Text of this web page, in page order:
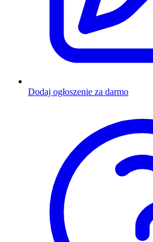
Dodaj ogłoszenie za darmo